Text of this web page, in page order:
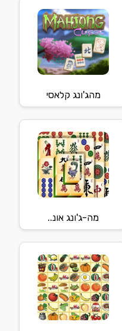
מהג'ונג קלאסי
מה-ג'ונג אונ..